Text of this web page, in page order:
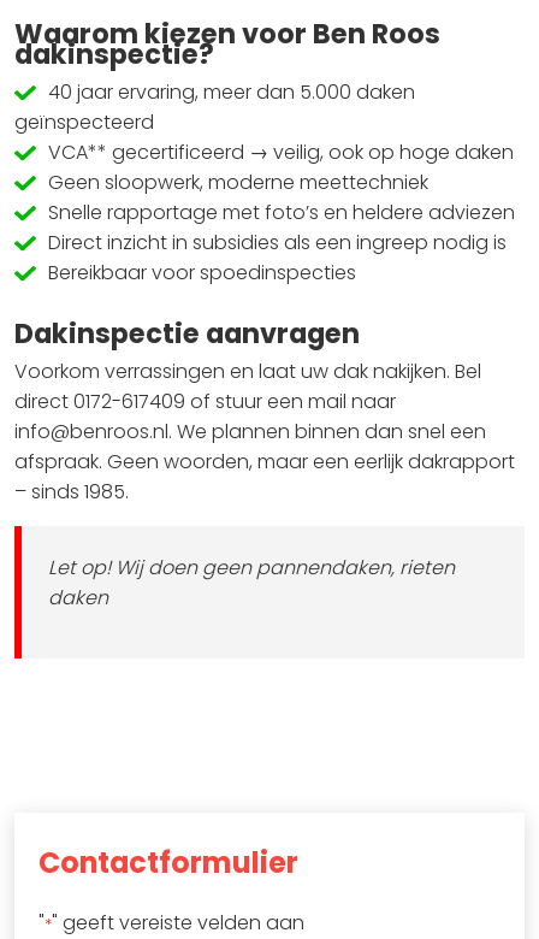
Waarom kiezen voor Ben Roos
dakinspectie?
40 jaar ervaring, meer dan 5.000 daken
geïnspecteerd
VCA** gecertificeerd → veilig, ook op hoge daken
Geen sloopwerk, moderne meettechniek
Snelle rapportage met foto’s en heldere adviezen
Direct inzicht in subsidies als een ingreep nodig is
Bereikbaar voor spoedinspecties
Dakinspectie aanvragen
Voorkom verrassingen en laat uw dak nakijken. Bel
direct 0172-617409 of stuur een mail naar
info@benroos.nl. We plannen binnen dan snel een
afspraak. Geen woorden, maar een eerlijk dakrapport
– sinds 1985.
Let op! Wij doen geen pannendaken, rieten
daken
Contactformulier
"*" geeft vereiste velden aan